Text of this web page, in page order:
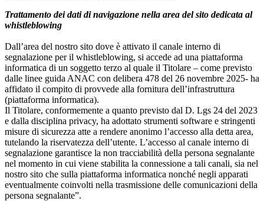
Trattamento dei dati di navigazione nella area del sito dedicata al
whistleblowing
Dall’area del nostro sito dove è attivato il canale interno di
segnalazione per il whistleblowing, si accede ad una piattaforma
informatica di un soggetto terzo al quale il Titolare – come previsto
dalle linee guida ANAC con delibera 478 del 26 novembre 2025- ha
affidato il compito di provvede alla fornitura dell’infrastruttura
(piattaforma informatica).
Il Titolare, conformemente a quanto previsto dal D. Lgs 24 del 2023
e dalla disciplina privacy, ha adottato strumenti software e stringenti
misure di sicurezza atte a rendere anonimo l’accesso alla detta area,
tutelando la riservatezza dell’utente. L’accesso al canale interno di
segnalazione garantisce la non tracciabilità della persona segnalante
nel momento in cui viene stabilita la connessione a tali canali, sia nel
nostro sito che sulla piattaforma informatica nonché negli apparati
eventualmente coinvolti nella trasmissione delle comunicazioni della
persona segnalante”.